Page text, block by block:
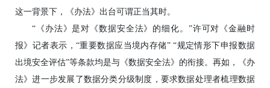
这一背景下，《办法》出台可谓正当其时。
“《办法》是对《数据安全法》的细化。”许可对《金融时
报》记者表示，“重要数据应当境内存储” “规定情形下申报数据
出境安全评估”等条款均是与《数据安全法》的衔接。再如，《办
法》进一步发展了数据分类分级制度，要求数据处理者梳理数据